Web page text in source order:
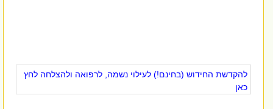
להקדשת החידוש (בחינם!) לעילוי נשמה, לרפואה ולהצלחה לחץ